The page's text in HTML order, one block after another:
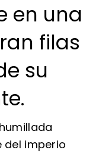
en una
filas
su
del imperio